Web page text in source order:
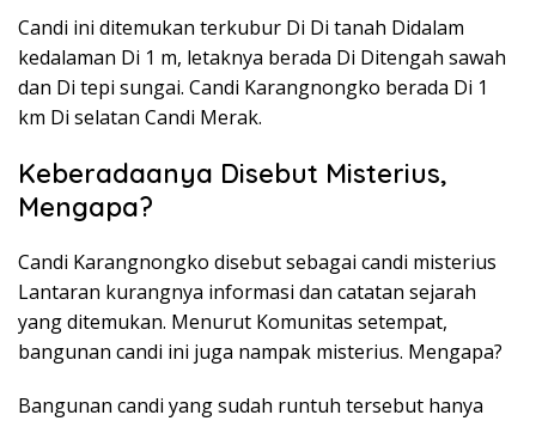
Candi ini ditemukan terkubur Di Di tanah Didalam
kedalaman Di 1 m, letaknya berada Di Ditengah sawah
dan Di tepi sungai. Candi Karangnongko berada Di 1
km Di selatan Candi Merak.
Keberadaanya Disebut Misterius,
Mengapa?
Candi Karangnongko disebut sebagai candi misterius
Lantaran kurangnya informasi dan catatan sejarah
yang ditemukan. Menurut Komunitas setempat,
bangunan candi ini juga nampak misterius. Mengapa?
Bangunan candi yang sudah runtuh tersebut hanya